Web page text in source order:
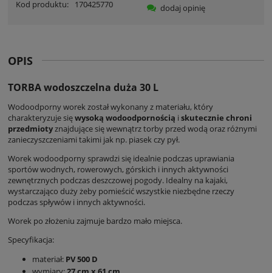
Kod produktu:
170425770
dodaj opinię
OPIS
TORBA wodoszczelna duża 30 L
Wodoodporny worek został wykonany z materiału, który
charakteryzuje sięwysoką wodoodpornością i skutecznie chroni
przedmiotyznajdujące się wewnątrz torby przed wodą oraz różnymi
zanieczyszczeniami takimi jak np. piasek czy pył.
Worek wodoodporny sprawdzi się idealnie podczas uprawiania
sportów wodnych, rowerowych, górskich i innych aktywności
zewnętrznych podczas deszczowej pogody. Idealny na kajaki,
wystarczająco duży żeby pomieścić wszystkie niezbędne rzeczy
podczas spływów i innych aktywności.
Worek po złożeniu zajmuje bardzo mało miejsca.
Specyfikacja:
materiał: PV 500 D